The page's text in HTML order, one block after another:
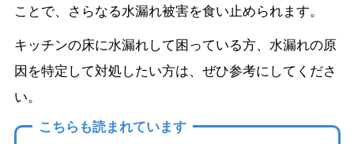
ことで、さらなる水漏れ被害を食い止められます。
キッチンの床に水漏れして困っている方、水漏れの原
因を特定して対処したい方は、ぜひ参考にしてくださ
い。
こちらも読まれています